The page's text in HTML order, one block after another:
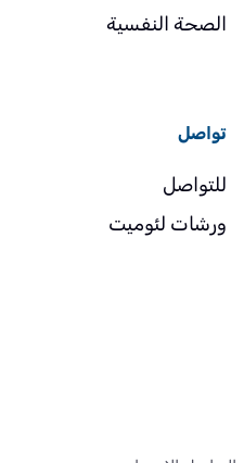
الصحة النفسية
تواصل
للتواصل
ورشات لئوميت